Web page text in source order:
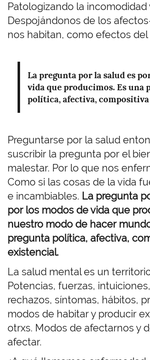
Patologizando la incomodidad
Despojándonos de los
nos habitan, como efectos del
La pregunta por la salud es
vida que producimos. Es una
política, afectiva,
Preguntarse por la salud
suscribir la pregunta por el
malestar. Por lo que nos
Como si las cosas de la vida
e incambiables. La pregunta
por los modos de vida que
nuestro modo de hacer
pregunta política, afectiva,
existencial.
La salud mental es un
Potencias, fuerzas,
rechazos, síntomas, hábitos,
modos de habitar y producir
otrxs. Modos de afectarnos y
afectar.